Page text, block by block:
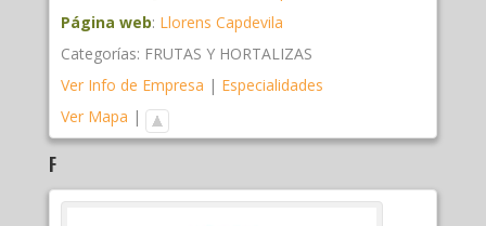
Página web: Llorens Capdevila
Categorías: FRUTAS Y HORTALIZAS
Ver Info de Empresa | Especialidades
Ver Mapa |
F